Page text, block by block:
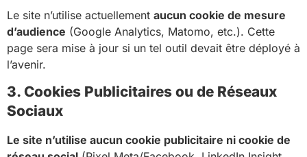
Le site n’utilise actuellement aucun cookie de mesure
d’audience (Google Analytics, Matomo, etc.). Cette
page sera mise à jour si un tel outil devait être déployé à
l’avenir.
3. Cookies Publicitaires ou de Réseaux
Sociaux
Le site n’utilise aucun cookie publicitaire ni cookie de